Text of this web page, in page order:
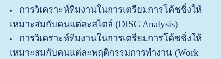
การวิเคราะห์ทีมงานในการเตรียมการโค้ชชิ่งให้
เหมาะสมกับคนแต่ละสไตล์ (DISC Analysis)
การวิเคราะห์ทีมงานในการเตรียมการโค้ชชิ่งให้
เหมาะสมกับคนแต่ละพฤติกรรมการทำงาน (Work